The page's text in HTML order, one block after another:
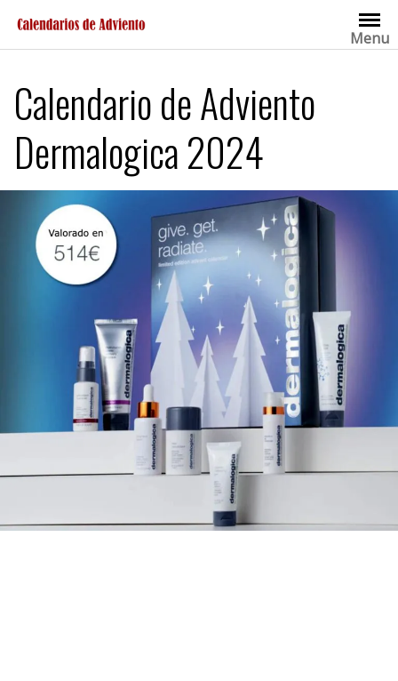
contenido
Menu
Calendario de Adviento
Dermalogica 2024